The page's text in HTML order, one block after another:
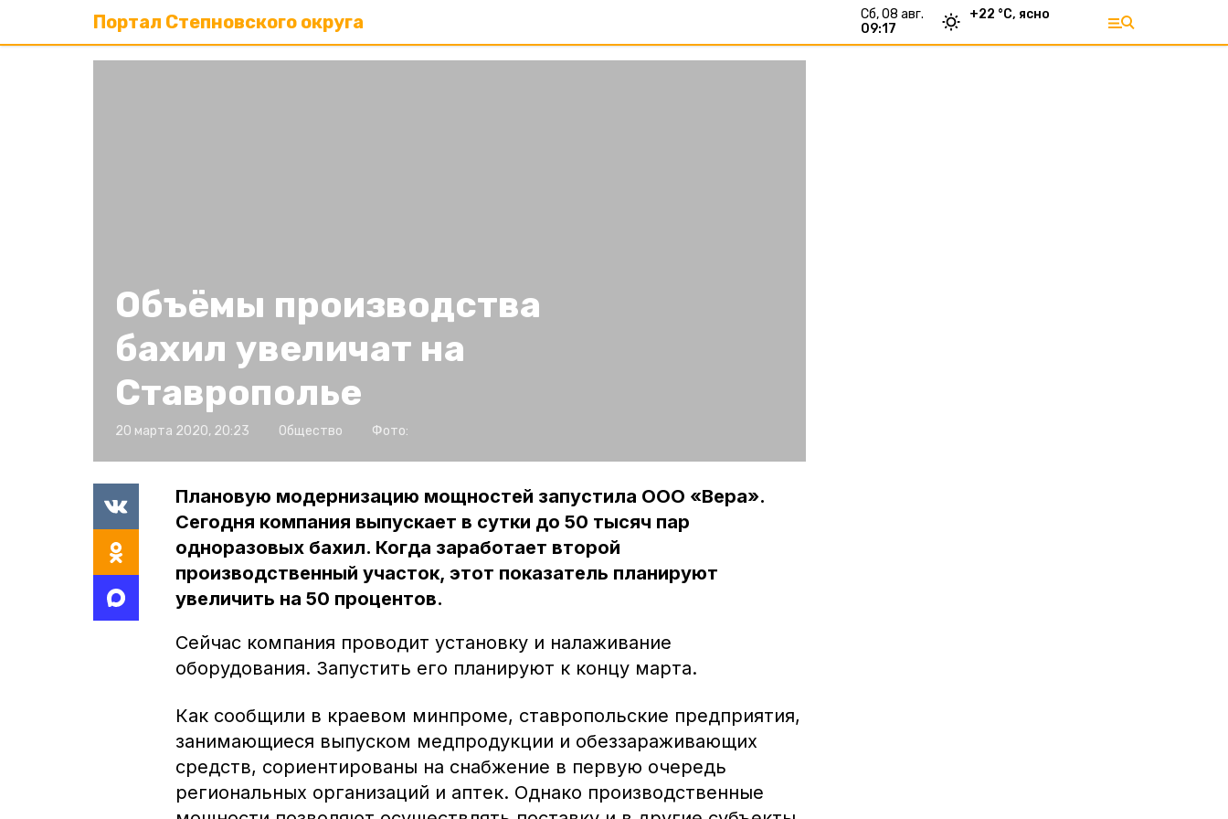
Портал Степновского округа
сб, 08 авг.
09:17
+22 °С, ясно
Объёмы производства
бахил увеличат на
Ставрополье
20 марта 2020, 20:23 Общество Фото:
Плановую модернизацию мощностей запустила ООО «Вера».
Сегодня компания выпускает в сутки до 50 тысяч пар
одноразовых бахил. Когда заработает второй
производственный участок, этот показатель планируют
увеличить на 50 процентов.
Сейчас компания проводит установку и налаживание
оборудования. Запустить его планируют к концу марта.
Как сообщили в краевом минпроме, ставропольские предприятия,
занимающиеся выпуском медпродукции и обеззараживающих
средств, сориентированы на снабжение в первую очередь
региональных организаций и аптек. Однако производственные